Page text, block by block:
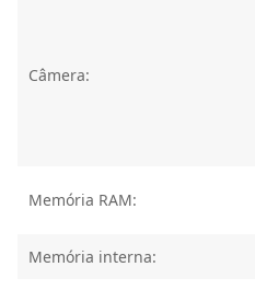
Câmera:
Memória RAM:
Memória interna: